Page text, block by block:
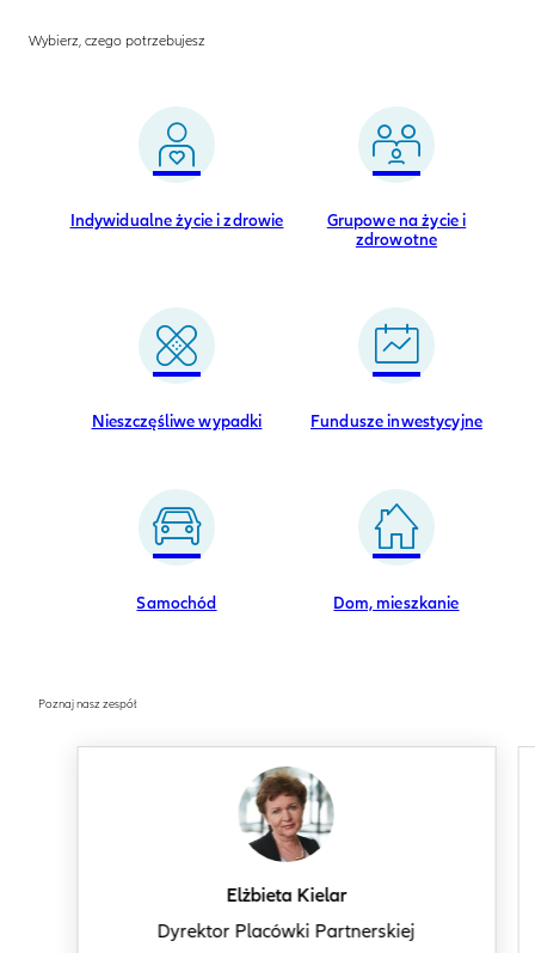
Wybierz, czego potrzebujesz
Indywidualne życie i zdrowie
Grupowe na życie i
zdrowotne
Nieszczęśliwe wypadki Fundusze inwestycyjne
Samochód Dom, mieszkanie
Poznaj nasz zespół
Elżbieta Kielar
Dyrektor Placówki Partnerskiej